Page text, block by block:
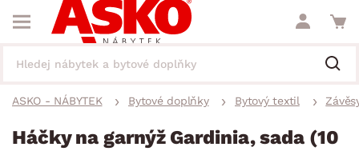
ASKO - NÁBYTEK Bytové doplňky Bytový textil
Háčky na garnýž Gardinia, sada (10